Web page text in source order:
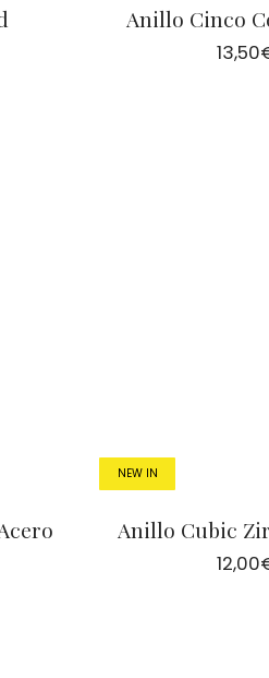
Anillo Cinco
13,50
NEW IN
Anillo Cubic
12,00